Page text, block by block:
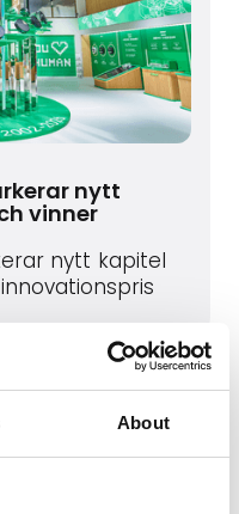
About
nytt
vinner
nytt kapitel